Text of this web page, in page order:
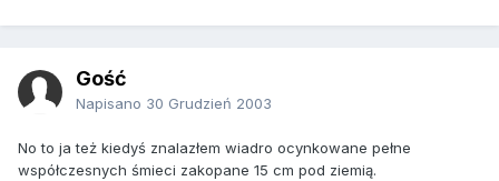
Gość
Napisano 30 Grudzień 2003
No to ja też kiedyś znalazłem wiadro ocynkowane pełne
współczesnych śmieci zakopane 15 cm pod ziemią.